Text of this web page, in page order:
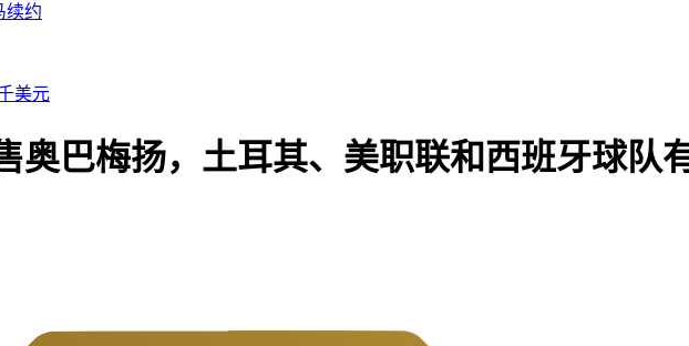
续约
美元
奥巴梅扬，土耳其、美职联和西班牙球队